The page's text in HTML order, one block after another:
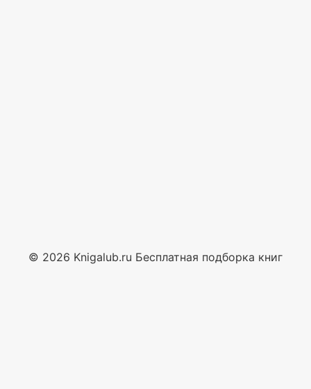
© 2026 Knigalub.ru Бесплатная подборка книг